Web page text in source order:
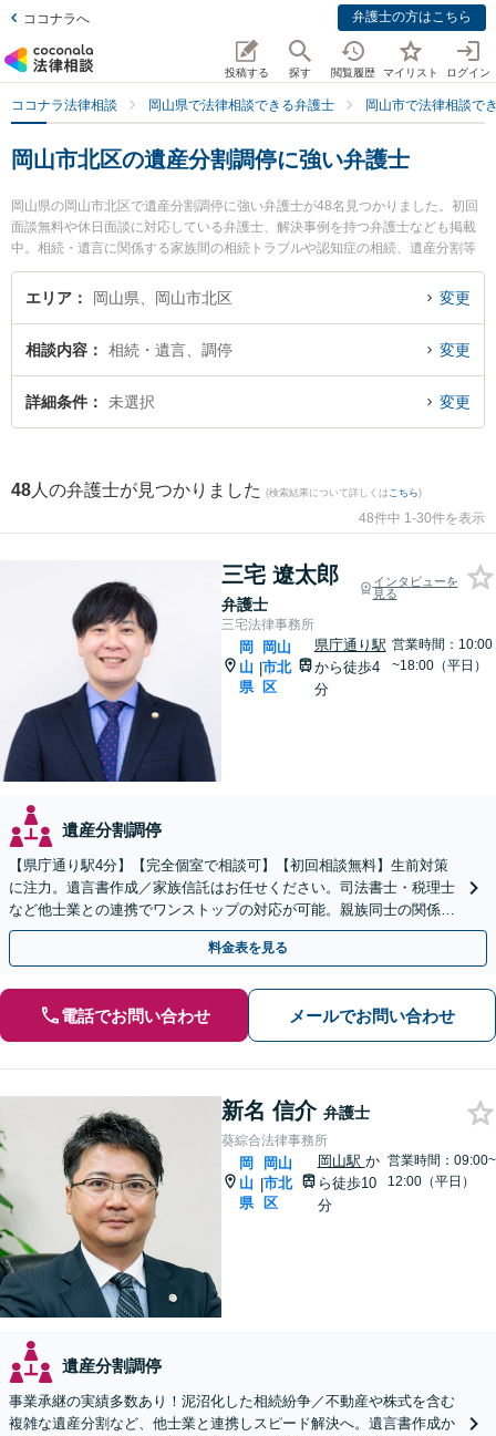
ココナラへ 弁護士の方はこちら
投稿する 探す 閲覧履歴 マイリスト ログイン
ココナラ法律相談 岡山県で法律相談できる弁護士 岡山市で法律相談で
岡山市北区の遺産分割調停に強い弁護士
岡山県の岡山市北区で遺産分割調停に強い弁護士が48名見つかりました。初回
面談無料や休日面談に対応している弁護士、解決事例を持つ弁護士なども掲載
中。相続・遺言に関係する家族間の相続トラブルや認知症の相続、遺産分割等
の細かな分野での絞り込み検索もでき便利です。特に三宅法律事務所の三宅 遼
太郎弁護士や葵綜合法律事務所の新名 信介弁護士、葵綜合法律事務所の小池 知
士に相談したい』『遺産分割調停のトラブル解決の実績豊富な近くの弁護士を
検索したい』『初回相談無料で遺産分割調停を法律相談できる岡山市北区内の
弁護士に相談予約したい』などでお困りの相談者さんにおすすめです。
エリア 岡山県、岡山市北区 変更
相談内容 相続・遺言、調停 変更
詳細条件 未選択 変更
48 人の弁護士が見つかりました (検索結果について詳しくは こちら)
48件中 1-30件を表示
三宅 遼太郎
弁護士
インタビューを
見る
三宅法律事務所
岡
山
県
|
岡山
市北
区
県庁通り駅
から徒歩4
分
営業時間：10:00
~18:00（平日）
遺産分割調停
【県庁通り駅4分】【完全個室で相談可】【初回相談無料】生前対策
に注力。遺言書作成／家族信託はお任せください。司法書士・税理士
など他士業との連携でワンストップの対応が可能。親族同士の関係を
守るためにも、お早めにご相談を。【夜間・休日相談可能】
料金表を見る
電話でお問い合わせ メールでお問い合わせ
新名 信介 弁護士
葵綜合法律事務所
岡
山
県
|
岡山
市北
区
岡山駅 か
ら徒歩10
分
営業時間：09:00~
12:00（平日）
遺産分割調停
事業承継の実績多数あり！泥沼化した相続紛争／不動産や株式を含む
複雑な遺産分割など、他士業と連携しスピード解決へ。遺言書作成か